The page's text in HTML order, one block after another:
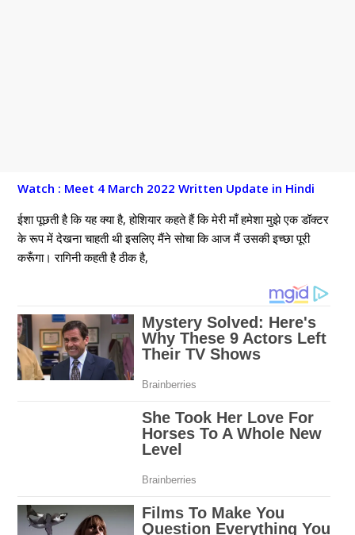
Watch : Meet 4 March 2022 Written Update in Hindi
ईशा पूछती है कि यह क्या है, होशियार कहते हैं कि मेरी माँ हमेशा मुझे एक डॉक्टर
के रूप में देखना चाहती थी इसलिए मैंने सोचा कि आज मैं उसकी इच्छा पूरी
करूँगा। रागिनी कहती है ठीक है,